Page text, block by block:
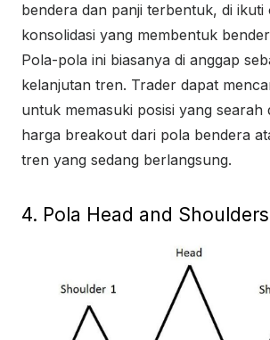
bendera dan panji terbentuk, di ikuti
konsolidasi yang membentuk
Pola-pola ini biasanya di anggap
kelanjutan tren. Trader dapat
untuk memasuki posisi yang searah
harga breakout dari pola bendera
tren yang sedang berlangsung.
4. Pola Head and Shoulders